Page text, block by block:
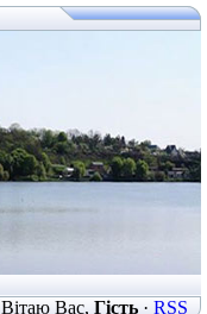
Вітаю Вас, Гість· RSS